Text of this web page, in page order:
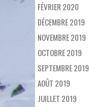
FÉVRIER 2020
DÉCEMBRE 2019
NOVEMBRE 2019
OCTOBRE 2019
SEPTEMBRE 2019
AOÛT 2019
JUILLET 2019